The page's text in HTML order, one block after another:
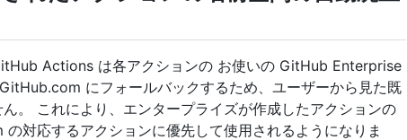
Actions は各アクションの お使いの GitHub Enterprise
にフォールバックするため、ユーザーから見た既
。 これにより、エンタープライズが作成したアクションの
対応するアクションに優先して使用されるようになりま